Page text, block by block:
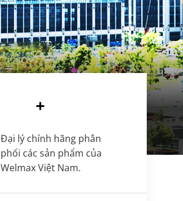
+
Đại lý chính hãng phân
phối các sản phẩm của
Welmax Việt Nam.